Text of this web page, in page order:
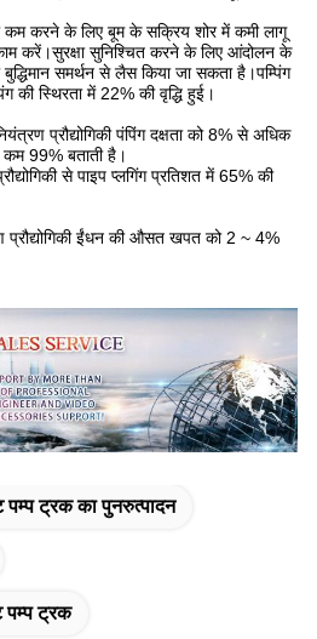
करने के लिए बूम के सक्रिय शोर में कमी लागू
करें।सुरक्षा सुनिश्चित करने के लिए आंदोलन के
बुद्धिमान समर्थन से लैस किया जा सकता है।पम्पिंग
स्थिरता में 22% की वृद्धि हुई।
प्रौद्योगिकी पंपिंग दक्षता को 8% से अधिक
99% बताती है।
से पाइप प्लगिंग प्रतिशत में 65% की
प्रौद्योगिकी ईंधन की औसत खपत को 2 ~ 4%
ट्रक का पुनरुत्पादन
पम्प ट्रक